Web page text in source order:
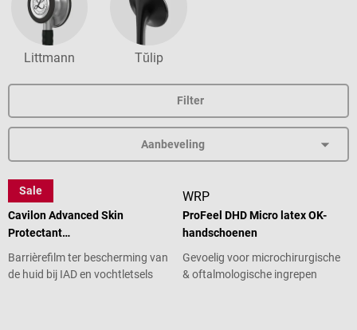
Filter
Littmann Tŭlip
Sale
3M
Cavilon Advanced Skin
Protectant
huidbeschermingsapplicator
Barrièrefilm ter bescherming van
de huid bij IAD en vochtletsels
WRP
ProFeel DHD Micro latex OK-
handschoenen
Gevoelig voor microchirurgische
& oftalmologische ingrepen